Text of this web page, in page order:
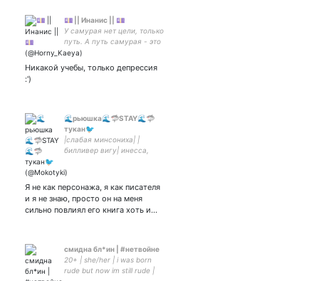
💷 || Инанис || 💷
У самурая нет цели, только
путь. А путь самурая - это
смерть || творю от слова
Моя любовь || Солнце
Никакой учебы, только депрессия
:')
🌊рьюшка🌊🦈STAY🌊🦈
тукан🐦
|слабая минсониха| |
билливер вигу| инесса,
воровать юлю, мы с чиби
государственной границе
Я не как персонажа, я как писателя
и я не знаю, просто он на меня
сильно повлиял его книга хоть и…
смидна бл*ин | #нетвойне
20+ | she/her | i was born
rude but now im still rude |